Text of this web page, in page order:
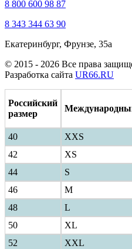
8 800 600 98 87
8 343 344 63 90
Екатеринбург, Фрунзе, 35а
© 2015 - 2026 Все права
Разработка сайта UR66.RU
Российский
размер
40
ХXS
42
XS
44
S
46
M
48
L
50
XL
52
XXL